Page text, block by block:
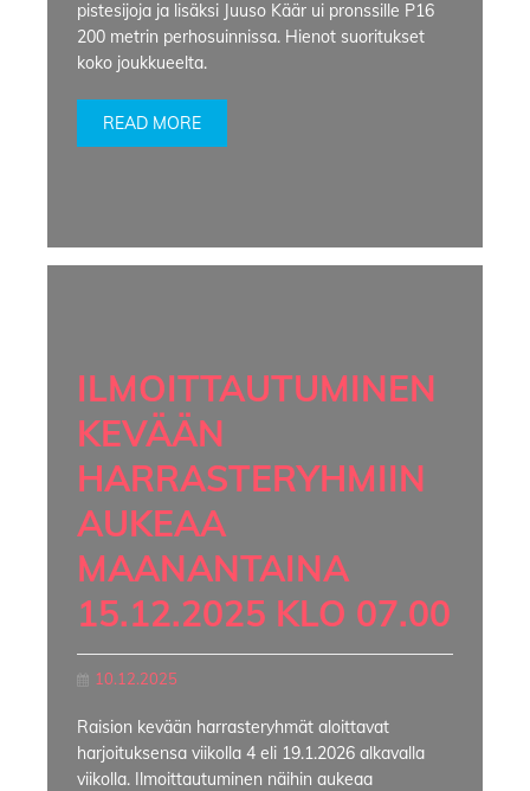
pistesijoja ja lisäksi Juuso Käär ui pronssille P16
200 metrin perhosuinnissa. Hienot suoritukset
koko joukkueelta.
READ MORE
ILMOITTAUTUMINEN
KEVÄÄN
HARRASTERYHMIIN
AUKEAA
MAANANTAINA
15.12.2025 KLO 07.00
10.12.2025
Raision kevään harrasteryhmät aloittavat
harjoituksensa viikolla 4 eli 19.1.2026 alkavalla
viikolla. Ilmoittautuminen näihin aukeaa